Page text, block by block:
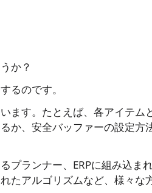
か？
るのです。
ます。たとえば、各アイテム
、安全バッファーの設定方法
プランナー、ERPに組み込ま
たアルゴリズムなど、様々な